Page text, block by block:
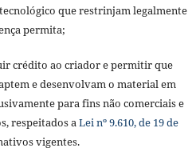
que restrinjam legalmente
permita;
crédito ao criador e permitir que
e desenvolvam o material em
para fins não comerciais e
respeitados aLei nº 9.610, de 19 de
vigentes.